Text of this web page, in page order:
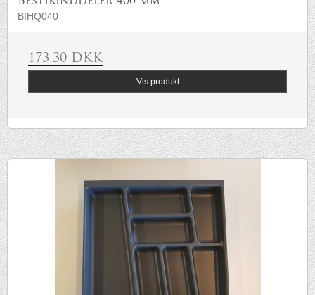
BIHQ040
173,30 DKK
Vis produkt